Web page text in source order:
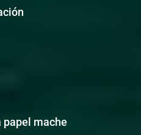
papel mache